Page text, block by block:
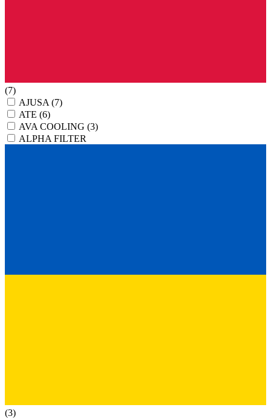
(7)
AJUSA (7)
ATE (6)
AVA COOLING (3)
ALPHA FILTER
(3)